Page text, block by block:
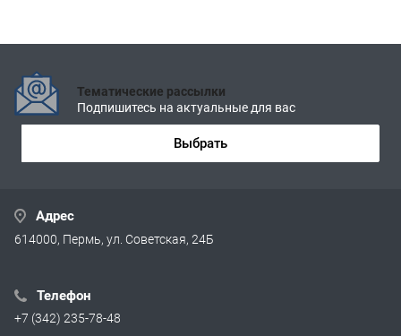
Тематические рассылки
Подпишитесь на актуальные для вас
Выбрать
Адрес
614000, Пермь, ул. Советская, 24Б
Телефон
+7 (342) 235-78-48